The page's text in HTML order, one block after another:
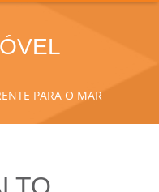
PARA O MAR